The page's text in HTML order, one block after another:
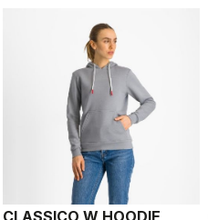
CLASSICO W HOODIE